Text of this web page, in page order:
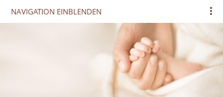
NAVIGATION EINBLENDEN